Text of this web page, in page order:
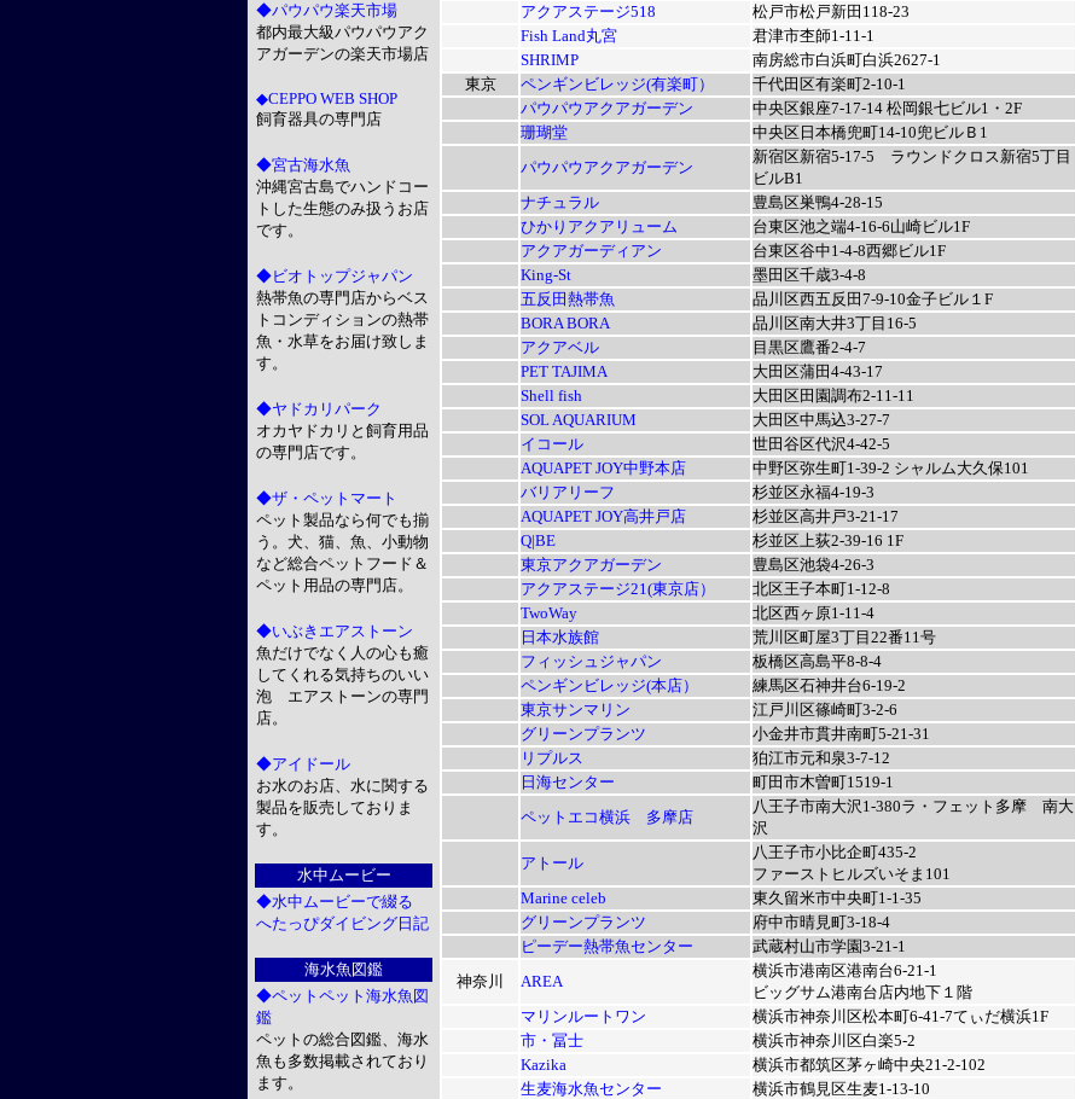
◆パウパウ楽天市場
都内最大級パウパウアク
アガーデンの楽天市場店
◆CEPPO WEB SHOP
飼育器具の専門店
◆宮古海水魚
沖縄宮古島でハンドコー
トした生態のみ扱うお店
です。
◆ビオトップジャパン
熱帯魚の専門店からベス
トコンディションの熱帯
魚・水草をお届け致しま
す。
◆ヤドカリパーク
オカヤドカリと飼育用品
の専門店です。
◆ザ・ペットマート
ペット製品なら何でも揃
う。犬、猫、魚、小動物
など総合ペットフード＆
ペット用品の専門店。
◆いぶきエアストーン
魚だけでなく人の心も癒
してくれる気持ちのいい
泡 エアストーンの専門
店。
◆アイドール
お水のお店、水に関する
製品を販売しておりま
す。
水中ムービー
◆水中ムービーで綴る
へたっぴダイビング日記
海水魚図鑑
◆ペットペット海水魚図
鑑
ペットの総合図鑑、海水
魚も多数掲載されており
ます。
アクアステージ518
松戸市松戸新田118-23
Fish Land丸宮
君津市杢師1-11-1
SHRIMP
南房総市白浜町白浜2627-1
東京
ペンギンビレッジ(有楽町）
千代田区有楽町2-10-1
パウパウアクアガーデン
中央区銀座7-17-14 松岡銀七ビル1・2F
珊瑚堂
中央区日本橋兜町14-10兜ビルＢ1
パウパウアクアガーデン
新宿区新宿5-17-5 ラウンドクロス新宿5丁目
ビルB1
ナチュラル
豊島区巣鴨4-28-15
ひかりアクアリューム
台東区池之端4-16-6山崎ビル1F
アクアガーディアン
台東区谷中1-4-8西郷ビル1F
King-St
墨田区千歳3-4-8
五反田熱帯魚
品川区西五反田7-9-10金子ビル１F
BORA BORA
品川区南大井3丁目16-5
アクアベル
目黒区鷹番2-4-7
PET TAJIMA
大田区蒲田4-43-17
Shell fish
大田区田園調布2-11-11
SOL AQUARIUM
大田区中馬込3-27-7
イコール
世田谷区代沢4-42-5
AQUAPET JOY中野本店
中野区弥生町1-39-2 シャルム大久保101
バリアリーフ
杉並区永福4-19-3
AQUAPET JOY高井戸店
杉並区高井戸3-21-17
Q|BE
杉並区上荻2-39-16 1F
東京アクアガーデン
豊島区池袋4-26-3
アクアステージ21(東京店）
北区王子本町1-12-8
TwoWay
北区西ヶ原1-11-4
日本水族館
荒川区町屋3丁目22番11号
フィッシュジャパン
板橋区高島平8-8-4
ペンギンビレッジ(本店）
練馬区石神井台6-19-2
東京サンマリン
江戸川区篠崎町3-2-6
グリーンプランツ
小金井市貫井南町5-21-31
リプルス
狛江市元和泉3-7-12
日海センター
町田市木曽町1519-1
ペットエコ横浜 多摩店
八王子市南大沢1-380ラ・フェット多摩 南大
沢
アトール
八王子市小比企町435-2
ファーストヒルズいそま101
Marine celeb
東久留米市中央町1-1-35
グリーンプランツ
府中市晴見町3-18-4
ピーデー熱帯魚センター
武蔵村山市学園3-21-1
神奈川
AREA
横浜市港南区港南台6-21-1
ビッグサム港南台店内地下１階
マリンルートワン
横浜市神奈川区松本町6-41-7てぃだ横浜1F
市・冨士
横浜市神奈川区白楽5-2
Kazika
横浜市都筑区茅ヶ崎中央21-2-102
生麦海水魚センター
横浜市鶴見区生麦1-13-10